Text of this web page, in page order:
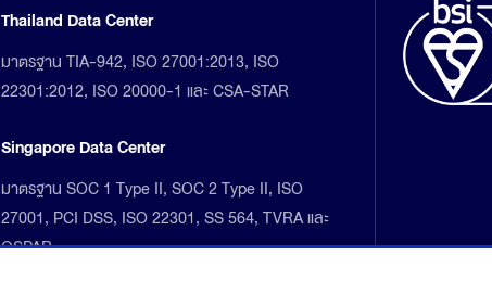
Thailand Data Center
มาตรฐาน TIA-942, ISO 27001:2013, ISO
22301:2012, ISO 20000-1 และ CSA-STAR
Singapore Data Center
มาตรฐาน SOC 1 Type II, SOC 2 Type II, ISO
27001, PCI DSS, ISO 22301, SS 564, TVRA และ
OSPAR